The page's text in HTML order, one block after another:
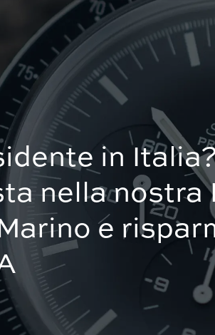
in
nella nostra
e